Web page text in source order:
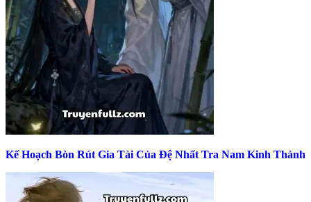
Kế Hoạch Bòn Rút Gia Tài Của Đệ Nhất Tra Nam Kinh Thành